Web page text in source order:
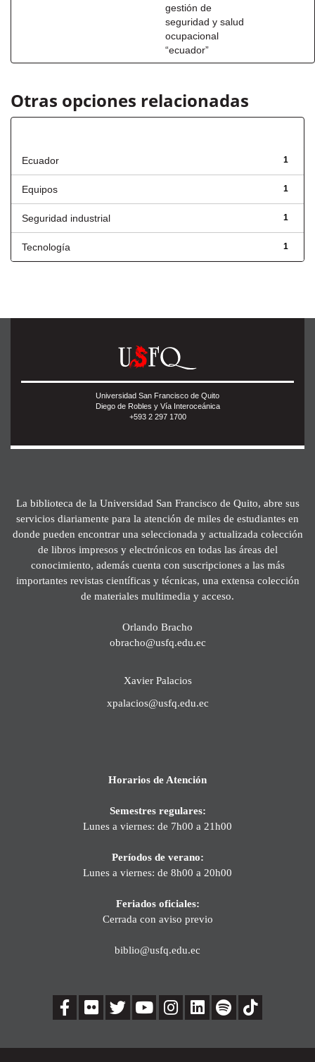
gestión de
seguridad y salud
ocupacional
“ecuador”
Otras opciones relacionadas
1
Ecuador
1
Equipos
1
Seguridad industrial
1
Tecnología
Universidad San Francisco de Quito
Diego de Robles y Vía Interoceánica
+593 2 297 1700
La biblioteca de la Universidad San Francisco de Quito, abre sus
servicios diariamente para la atención de miles de estudiantes en
donde pueden encontrar una seleccionada y actualizada colección
de libros impresos y electrónicos en todas las áreas del
conocimiento, además cuenta con suscripciones a las más
importantes revistas científicas y técnicas, una extensa colección
de materiales multimedia y acceso.
Orlando Bracho
obracho@usfq.edu.ec
Xavier Palacios
xpalacios@usfq.edu.ec
Horarios de Atención
Semestres regulares:
Lunes a viernes: de 7h00 a 21h00
Períodos de verano:
Lunes a viernes: de 8h00 a 20h00
Feriados oficiales:
Cerrada con aviso previo
biblio@usfq.edu.ec